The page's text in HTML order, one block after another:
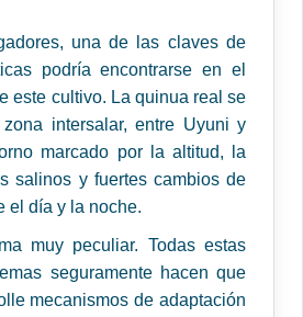
una de las claves de
podría encontrarse en el
este cultivo. La quinua real se
intersalar, entre Uyuni y
marcado por la altitud, la
salinos y fuertes cambios de
el día y la noche.
muy peculiar. Todas estas
seguramente hacen que
mecanismos de adaptación